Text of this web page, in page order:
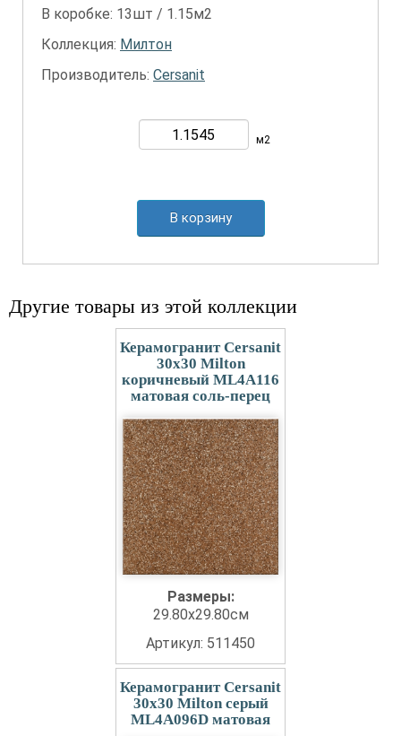
В коробке: 13шт / 1.15м2
Коллекция: Милтон
Производитель: Cersanit
м2
В корзину
Другие товары из этой коллекции
Керамогранит Cersanit
30x30 Milton
коричневый ML4A116
матовая соль-перец
Размеры:
29.80x29.80см
Артикул: 511450
Керамогранит Cersanit
30x30 Milton серый
ML4A096D матовая